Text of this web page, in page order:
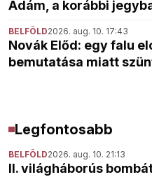
Ádám, a korábbi
BELFÖLD2026. aug. 10. 17:43
Novák Előd: egy falu
bemutatása miatt
Legfontosabb
BELFÖLD2026. aug. 10. 21:13
II. világháborús